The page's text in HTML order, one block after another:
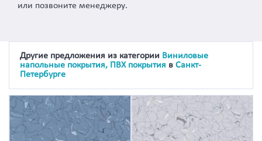
или позвоните менеджеру.
Другие предложения из категории Виниловые
напольные покрытия, ПВХ покрытия в Санкт-
Петербурге